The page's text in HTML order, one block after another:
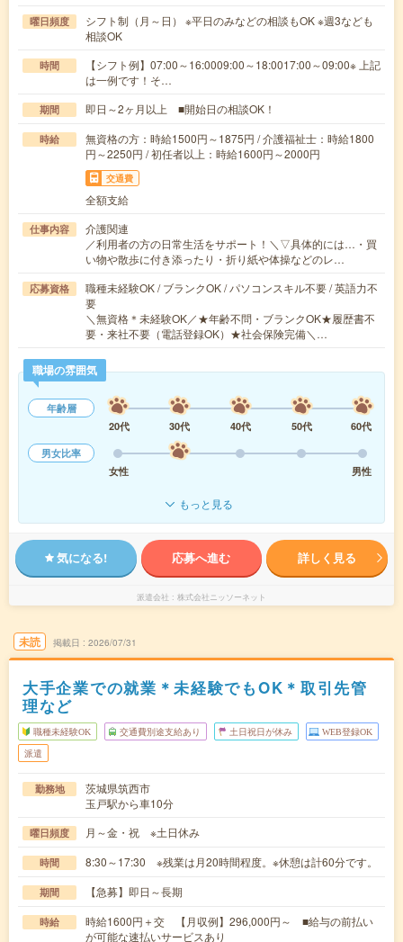
曜日頻度
シフト制（月～日） ※平日のみなどの相談もOK ※週3なども
相談OK
時間
【シフト例】07:00～16:0009:00～18:0017:00～09:00※ 上記
は一例です！そ…
期間 即日～2ヶ月以上 ■開始日の相談OK！
時給
無資格の方：時給1500円～1875円 / 介護福祉士：時給1800
円～2250円 / 初任者以上：時給1600円～2000円
交通費
全額支給
仕事内容
介護関連
／利用者の方の日常生活をサポート！＼▽具体的には…・買
い物や散歩に付き添ったり・折り紙や体操などのレ…
応募資格
職種未経験OK / ブランクOK / パソコンスキル不要 / 英語力不
要
＼無資格＊未経験OK／★年齢不問・ブランクOK★履歴書不
要・来社不要（電話登録OK）★社会保険完備＼…
職場の雰囲気
年齢層
20代
30代 40代 50代
60代
男女比率
女性
男性
もっと見る
気になる! 応募へ進む 詳しく見る
派遣会社 株式会社ニッソーネット
未読 掲載日 2026/07/31
大手企業での就業＊未経験でもOK＊取引先管
理など
職種未経験OK 交通費別途支給あり 土日祝日が休み WEB登録OK
派遣
勤務地
茨城県筑西市
玉戸駅から車10分
曜日頻度 月～金・祝 ※土日休み
時間 8:30～17:30 ※残業は月20時間程度。※休憩は計60分です。
期間 【急募】即日～長期
時給
時給1600円＋交 【月収例】296,000円～ ■給与の前払い
が可能な速払いサービスあり